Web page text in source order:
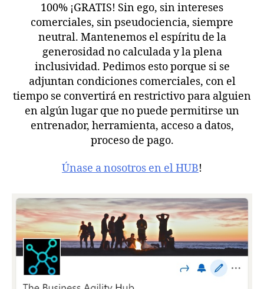
100% ¡GRATIS! Sin ego, sin intereses
comerciales, sin pseudociencia, siempre
neutral. Mantenemos el espíritu de la
generosidad no calculada y la plena
inclusividad. Pedimos esto porque si se
adjuntan condiciones comerciales, con el
tiempo se convertirá en restrictivo para alguien
en algún lugar que no puede permitirse un
entrenador, herramienta, acceso a datos,
proceso de pago.
Únase a nosotros en el HUB!